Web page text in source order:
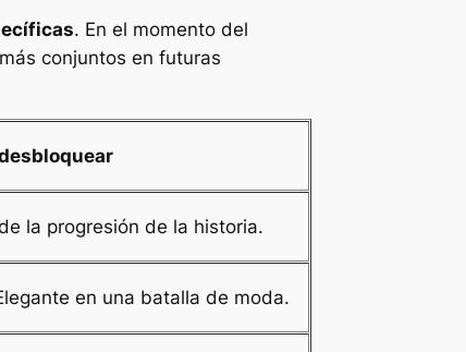
. En el momento del
conjuntos en futuras
la progresión de la historia.
en una batalla de moda.